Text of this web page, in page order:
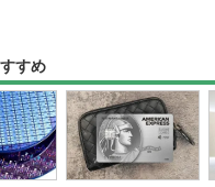
すめ